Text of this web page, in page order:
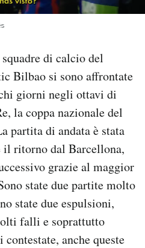
di calcio del
Bilbao si sono affrontate
giorni negli ottavi di
la coppa nazionale del
partita di andata è stata
ritorno dal Barcellona,
grazie al maggior
state due partite molto
state due espulsioni,
falli e soprattutto
anche queste